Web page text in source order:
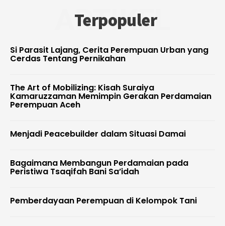
Terpopuler
ARTIKEL
Si Parasit Lajang, Cerita Perempuan Urban yang
Cerdas Tentang Pernikahan
The Art of Mobilizing: Kisah Suraiya
Kamaruzzaman Memimpin Gerakan Perdamaian
Perempuan Aceh
Menjadi Peacebuilder dalam Situasi Damai
Bagaimana Membangun Perdamaian pada
Peristiwa Tsaqifah Bani Sa’idah
Pemberdayaan Perempuan di Kelompok Tani